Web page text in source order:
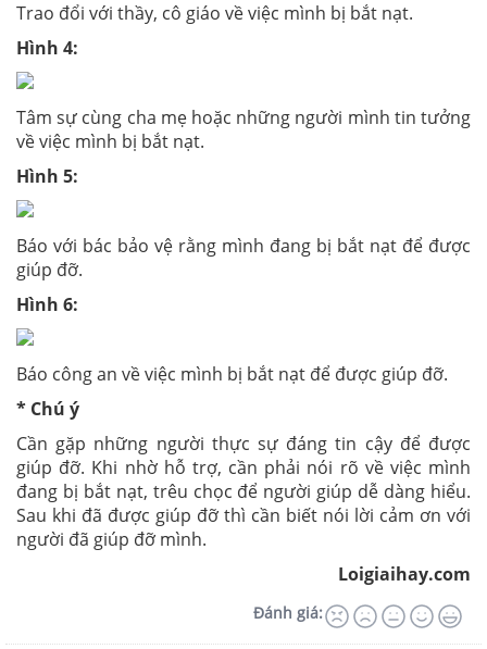
Trao đổi với thầy, cô giáo về việc mình bị bắt nạt.
Hình 4:
Tâm sự cùng cha mẹ hoặc những người mình tin tưởng
về việc mình bị bắt nạt.
Hình 5:
Báo với bác bảo vệ rằng mình đang bị bắt nạt để được
giúp đỡ.
Hình 6:
Báo công an về việc mình bị bắt nạt để được giúp đỡ.
* Chú ý
Cần gặp những người thực sự đáng tin cậy để được
giúp đỡ. Khi nhờ hỗ trợ, cần phải nói rõ về việc mình
đang bị bắt nạt, trêu chọc để người giúp dễ dàng hiểu.
Sau khi đã được giúp đỡ thì cần biết nói lời cảm ơn với
người đã giúp đỡ mình.
Loigiaihay.com
Đánh giá: